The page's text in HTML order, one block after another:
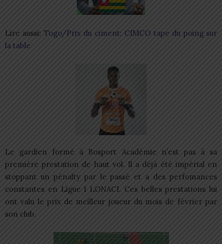
Lire aussi: Togo/Prix du ciment: CIMCO tape du poing sur
la table
Le gardien formé à Bosport Académie n’est pas à sa
première prestation de haut vol. Il a déjà été impérial en
stoppant un pénalty par le passé et a des perfomances
constantes en Ligue 1 LONACI. Ces belles prestations lui
ont valu le prix de meilleur joueur du mois de février par
son club.